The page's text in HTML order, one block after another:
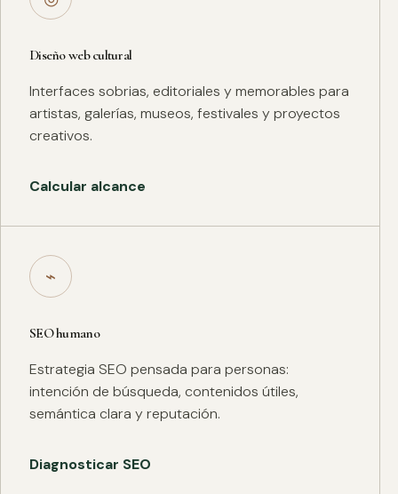
Diseño web cultural
Interfaces sobrias, editoriales y memorables para
artistas, galerías, museos, festivales y proyectos
creativos.
Calcular alcance
⌁
SEO humano
Estrategia SEO pensada para personas:
intención de búsqueda, contenidos útiles,
semántica clara y reputación.
Diagnosticar SEO